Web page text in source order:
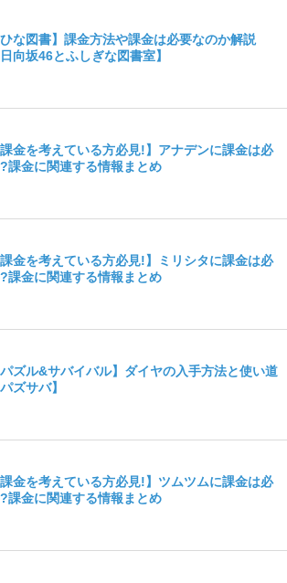
ひな図書】課金方法や課金は必要なのか解説
日向坂46とふしぎな図書室】
課金を考えている方必見!】アナデンに課金は必
課金に関連する情報まとめ
課金を考えている方必見!】ミリシタに課金は必
課金に関連する情報まとめ
パズル&サバイバル】ダイヤの入手方法と使い道
パズサバ】
課金を考えている方必見!】ツムツムに課金は必
課金に関連する情報まとめ